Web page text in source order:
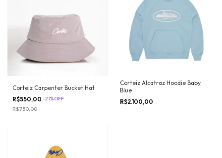
Corteiz Carpenter Bucket Hat
R$550,00 -27%OFF
R$750,00
Corteiz Alcatraz Hoodie Baby
Blue
R$2.100,00